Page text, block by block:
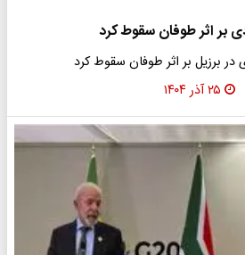
بر اثر طوفان سقوط کرد
برزیل بر اثر طوفان سقوط کرد
۲۵ آذر ۱۴۰۴